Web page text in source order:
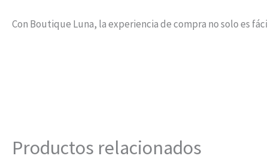
Con Boutique Luna, la experiencia de compra no solo es
Productos relacionados